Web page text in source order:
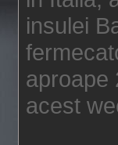
insulei
aproape
acest